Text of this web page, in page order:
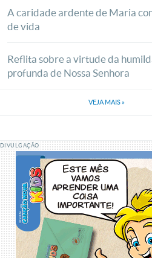
A caridade ardente de Maria
de vida
Reflita sobre a virtude da
profunda de Nossa Senhora
VEJA MAIS »
DIVULGAÇÃO